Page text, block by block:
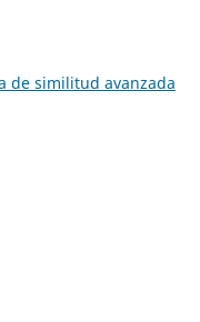
de similitud avanzada